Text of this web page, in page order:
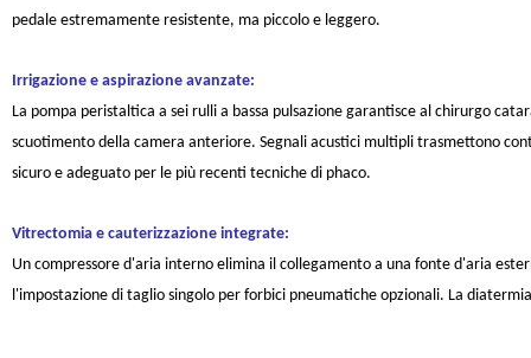
pedale estremamente resistente, ma piccolo e leggero.
Irrigazione e aspirazione avanzate:
La pompa peristaltica a sei rulli a bassa pulsazione garantisce al chirurgo
scuotimento della camera anteriore. Segnali acustici multipli trasmettono
sicuro e adeguato per le più recenti tecniche di phaco.
Vitrectomia e cauterizzazione integrate:
Un compressore d'aria interno elimina il collegamento a una fonte d'aria
l'impostazione di taglio singolo per forbici pneumatiche opzionali. La